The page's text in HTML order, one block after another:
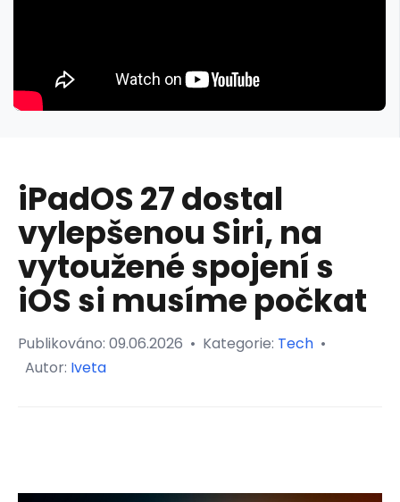
iPadOS 27 dostal
vylepšenou Siri, na
vytoužené spojení s
iOS si musíme počkat
Publikováno: 09.06.2026 • Kategorie: Tech •
Autor: Iveta